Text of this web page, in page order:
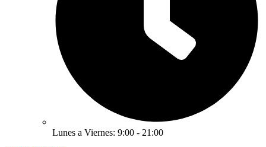
Lunes a Viernes: 9:00 - 21:00